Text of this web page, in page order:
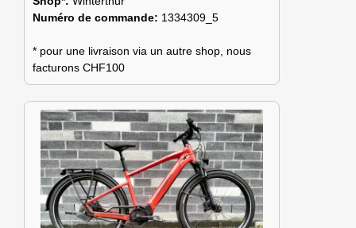
Numéro de commande: 1334309_5
* pour une livraison via un autre shop, nous
facturons CHF100